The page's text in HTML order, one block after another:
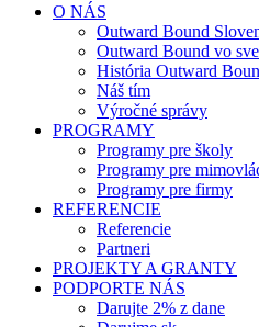
O NÁS
Outward Bound
Outward Bound vo
História Outward
Náš tím
Výročné správy
PROGRAMY
Programy pre školy
Programy pre
Programy pre firmy
REFERENCIE
Referencie
Partneri
PROJEKTY A GRANTY
PODPORTE NÁS
Darujte 2% z dane